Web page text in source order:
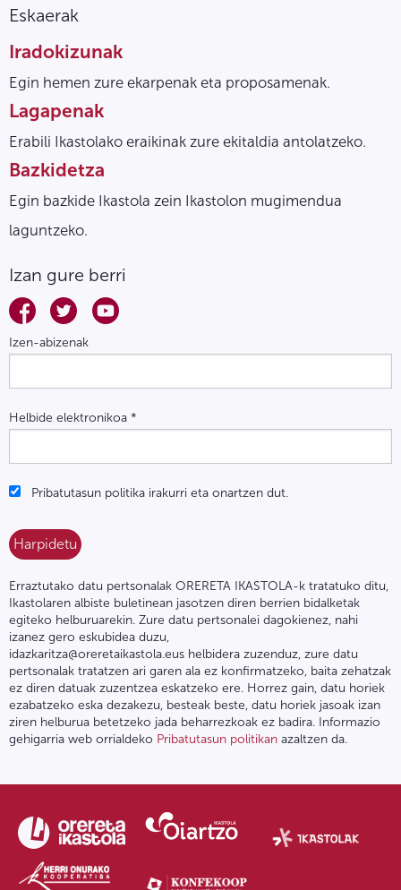
Eskaerak
Iradokizunak
Egin hemen zure ekarpenak eta proposamenak.
Lagapenak
Erabili Ikastolako eraikinak zure ekitaldia antolatzeko.
Bazkidetza
Egin bazkide Ikastola zein Ikastolon mugimendua
laguntzeko.
Izan gure berri
Izen-abizenak
Helbide elektronikoa *
Pribatutasun politika irakurri eta onartzen dut.
Erraztutako datu pertsonalak ORERETA IKASTOLA-k tratatuko ditu,
Ikastolaren albiste buletinean jasotzen diren berrien bidalketak
egiteko helburuarekin. Zure datu pertsonalei dagokienez, nahi
izanez gero eskubidea duzu,
idazkaritza@oreretaikastola.eus helbidera zuzenduz, zure datu
pertsonalak tratatzen ari garen ala ez konfirmatzeko, baita zehatzak
ez diren datuak zuzentzea eskatzeko ere. Horrez gain, datu horiek
ezabatzeko eska dezakezu, besteak beste, datu horiek jasoak izan
ziren helburua betetzeko jada beharrezkoak ez badira. Informazio
gehigarria web orrialdeko Pribatutasun politikan azaltzen da.